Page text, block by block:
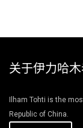
关于伊力哈
Ilham Tohti is the
Republic of China.